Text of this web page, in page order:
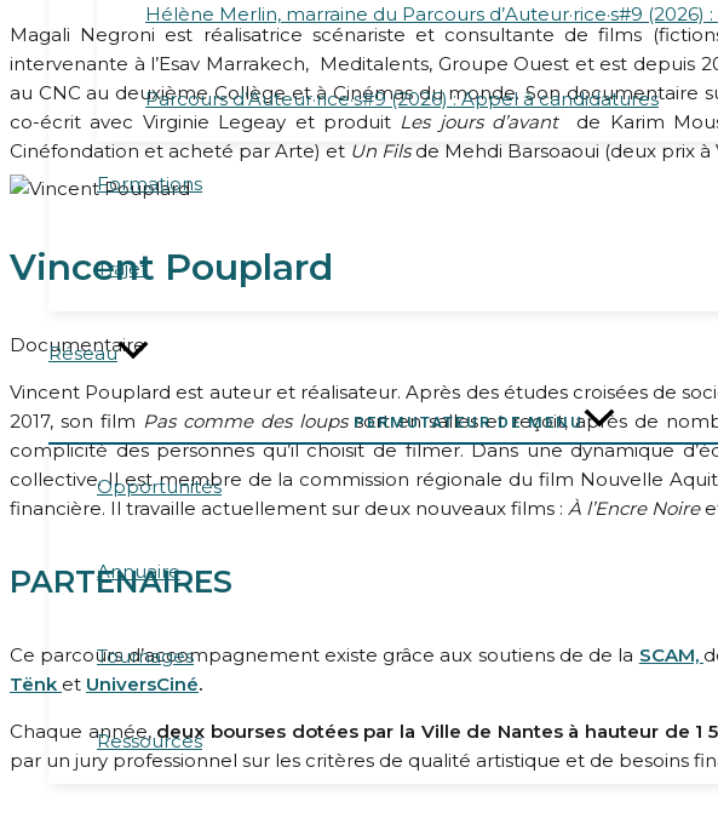
Hélène Merlin, marraine du Parcours d’Auteur·rice·s#9 (2026)
Parcours d’Auteur·rice·s#9 (2026) : Appel à candidatures
Formations
Trajet
Réseau
PERMUTATEUR DE MENU
Opportunités
Annuaire
Tournages
Ressources
Magali Negroni est réalisatrice scénariste et consultante de films
intervenante à l’Esav Marrakech, Meditalents, Groupe Ouest et est
au CNC au deuxième Collège et à Cinémas du monde. Son documentaire
co-écrit avec Virginie Legeay et produit Les jours d’avantde Karim
Cinéfondation et acheté par Arte) et Un Filsde Mehdi Barsoaoui (deux prix à
Vincent Pouplard
Documentaire
Vincent Pouplard est auteur et réalisateur. Après des études croisées de
2017, son film Pas comme des loupssort en salles et reçoit, après de
complicité des personnes qu’il choisit de filmer. Dans une dynamique
collective. Il est membre de la commission régionale du film Nouvelle
financière. Il travaille actuellement sur deux nouveaux films : À l’Encre Noire
PARTENAIRES
Ce parcours d’accompagnement existe grâce aux soutiens de de la SCAM,
Tënk et UniversCiné.
Chaque année, deux bourses dotées par la Ville de Nantes à hauteur de 1
par un jury professionnel sur les critères de qualité artistique et de besoins